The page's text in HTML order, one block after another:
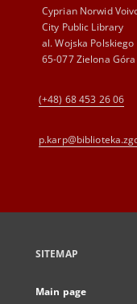
Cyprian Norwid
City Public Library
al. Wojska Polskiego
65-077 Zielona Góra
(+48) 68 453 26 06
SITEMAP
Main page